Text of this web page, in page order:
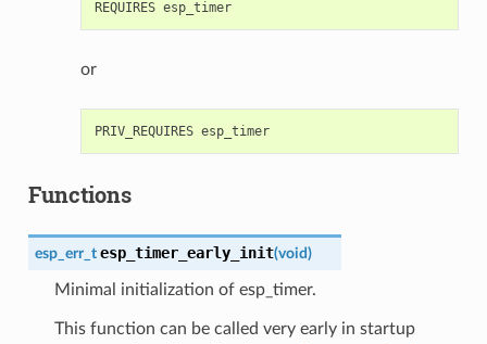
REQUIRES esp_timer
or
PRIV_REQUIRES esp_timer
Functions
esp_err_t esp_timer_early_init(void)
Minimal initialization of esp_timer.
This function can be called very early in startup